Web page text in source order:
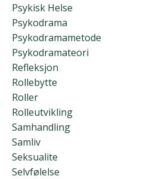
Psykisk Helse
Psykodrama
Psykodramametode
Psykodramateori
Refleksjon
Rollebytte
Roller
Rolleutvikling
Samhandling
Samliv
Seksualite
Selvfølelse